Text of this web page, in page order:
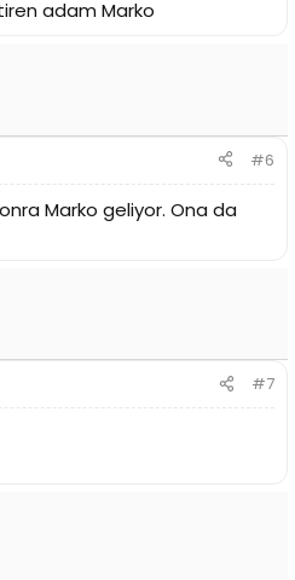
adam Marko
#6
Marko geliyor. Ona da
#7